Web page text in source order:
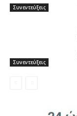
Συνεντεύξεις
Συνεντεύξεις